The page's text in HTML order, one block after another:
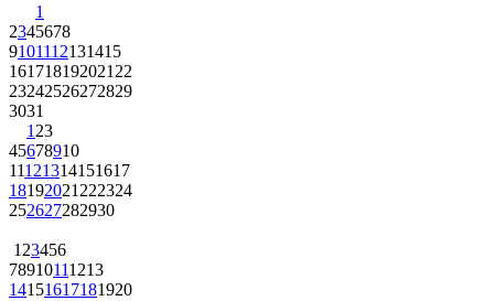
1
2345678
9101112131415
161718192021 22
23242526272829
3031
1 23
45678910
11121314151617
18192021 222324
252627282930
1 23456
78910111213
14151617181920